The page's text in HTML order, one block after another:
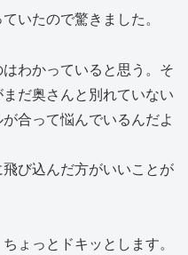
いたので驚きました。
わかっていると思う。そ
だ奥さんと別れていない
合って悩んでいるんだよ
び込んだ方がいいことが
ょっとドキッとします。